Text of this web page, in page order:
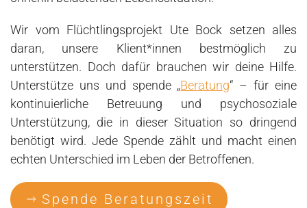
Wir vom Flüchtlingsprojekt Ute Bock setzen alles
daran, unsere Klient*innen bestmöglich zu
unterstützen. Doch dafür brauchen wir deine Hilfe.
Unterstütze uns und spende „Beratung“ – für eine
kontinuierliche Betreuung und psychosoziale
Unterstützung, die in dieser Situation so dringend
benötigt wird. Jede Spende zählt und macht einen
echten Unterschied im Leben der Betroffenen.
Spende Beratungszeit